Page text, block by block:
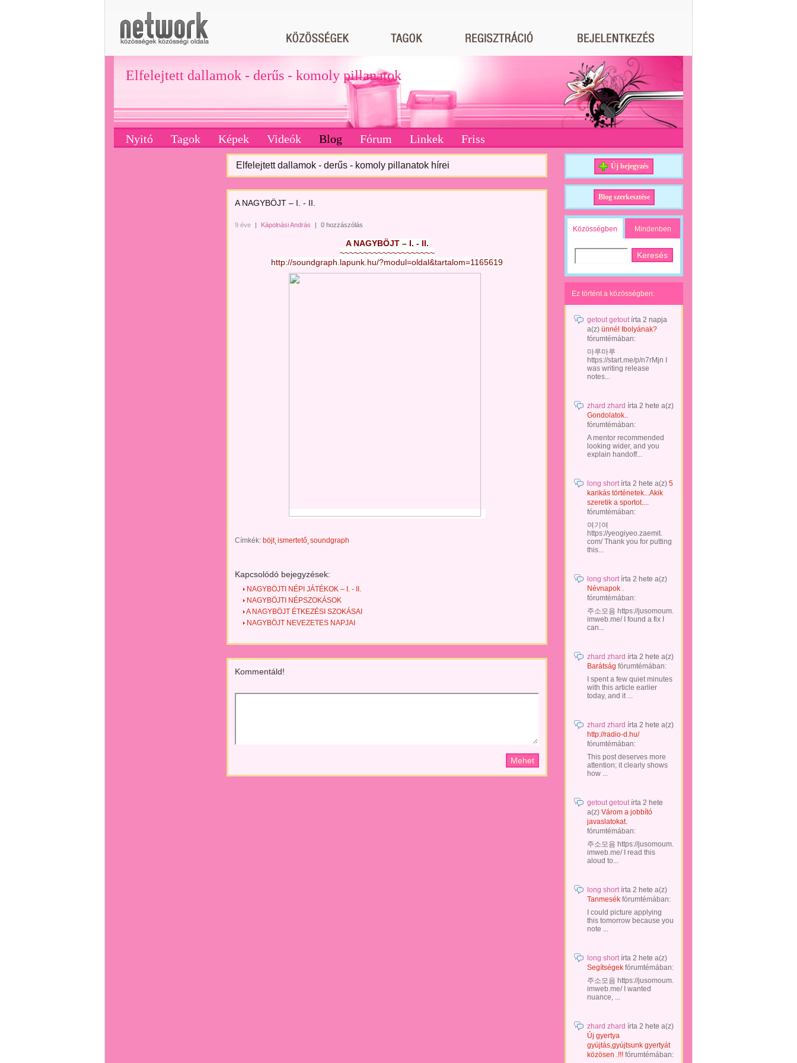
Elfelejtett dallamok - derűs - komoly pillanatok
Nyitó Tagok Képek Videók Blog Fórum Linkek Friss
Elfelejtett dallamok - derűs - komoly pillanatok hírei
A NAGYBÖJT – I. - II.
9 éve | Kápolnási András | 0 hozzászólás
A NAGYBÖJT – I. - II.
~~~~~~~~~~~~~~~~~~~~
http://soundgraph.lapunk.hu/?modul=oldal&tartalom=1165619
Címkék: böjt ismertető soundgraph
Kapcsolódó bejegyzések:
NAGYBÖJTI NÉPI JÁTÉKOK – I. - II.
NAGYBÖJTI NÉPSZOKÁSOK
A NAGYBÖJT ÉTKEZÉSI SZOKÁSAI
NAGYBÖJT NEVEZETES NAPJAI
Kommentáld!
Új bejegyzés
Blog szerkesztése
Közösségben Mindenben
Ez történt a közösségben:
getout getoutírta 2 napja
a(z) ünnél Ibolyának?
fórumtémában:
마루마루
https://start.me/p/n7rMjn I
was writing release
notes...
zhard zhard írta 2 hete a(z)
Gondolatok..
fórumtémában:
A mentor recommended
looking wider, and you
explain handoff...
long shortírta 2 hete a(z) 5
karikás történetek...Akik
szeretik a sportot....
fórumtémában:
여기여
https://yeogiyeo.zaemit.
com/ Thank you for putting
this...
long shortírta 2 hete a(z)
Névnapok .
fórumtémában:
주소모음 https://jusomoum.
imweb.me/ I found a fix I
can...
zhard zhard írta 2 hete a(z)
Barátság fórumtémában:
I spent a few quiet minutes
with this article earlier
today, and it ...
zhard zhard írta 2 hete a(z)
http://radio-d.hu/
fórumtémában:
This post deserves more
attention; it clearly shows
how ...
getout getoutírta 2 hete
a(z) Várom a jobbító
javaslatokat.
fórumtémában:
주소모음 https://jusomoum.
imweb.me/ I read this
aloud to...
long shortírta 2 hete a(z)
Tanmesék fórumtémában:
I could picture applying
this tomorrow because you
note ...
long shortírta 2 hete a(z)
Segítségek fórumtémában:
주소모음 https://jusomoum.
imweb.me/ I wanted
nuance, ...
zhard zhard írta 2 hete a(z)
Új gyertya
gyújtás,gyújtsunk gyertyát
közösen .!!! fórumtémában: